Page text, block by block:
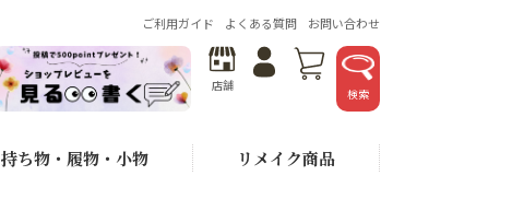
ご利用ガイド よくある質問 お問い合わせ
店舗
検索
持ち物・履物・小物 リメイク商品